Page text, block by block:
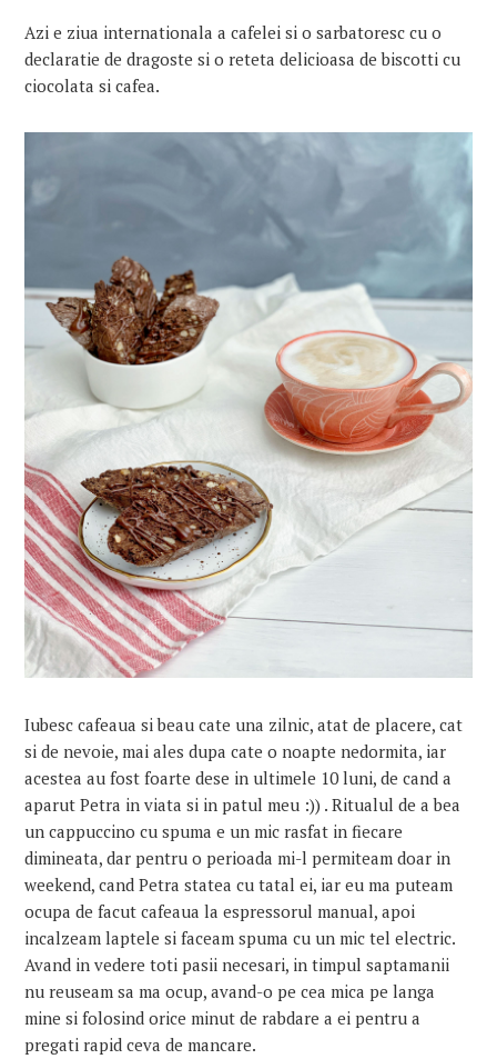
Azi e ziua internationala a cafelei si o sarbatoresc cu o
declaratie de dragoste si o reteta delicioasa de biscotti cu
ciocolata si cafea.
Iubesc cafeaua si beau cate una zilnic, atat de placere, cat
si de nevoie, mai ales dupa cate o noapte nedormita, iar
acestea au fost foarte dese in ultimele 10 luni, de cand a
aparut Petra in viata si in patul meu :)) . Ritualul de a bea
un cappuccino cu spuma e un mic rasfat in fiecare
dimineata, dar pentru o perioada mi-l permiteam doar in
weekend, cand Petra statea cu tatal ei, iar eu ma puteam
ocupa de facut cafeaua la espressorul manual, apoi
incalzeam laptele si faceam spuma cu un mic tel electric.
Avand in vedere toti pasii necesari, in timpul saptamanii
nu reuseam sa ma ocup, avand-o pe cea mica pe langa
mine si folosind orice minut de rabdare a ei pentru a
pregati rapid ceva de mancare.